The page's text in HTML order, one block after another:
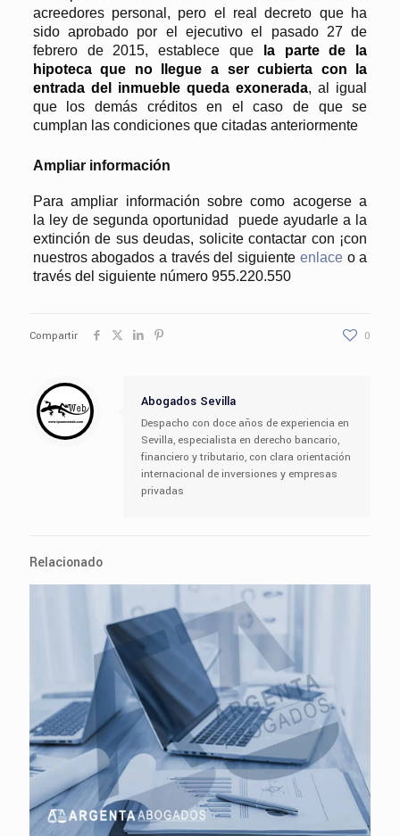
acreedores personal, pero el real decreto que ha
sido aprobado por el ejecutivo el pasado 27 de
febrero de 2015, establece que
la parte de la
hipoteca que no llegue a ser cubierta con la
entrada del inmueble queda exonerada, al igual
que los demás créditos en el caso de que se
cumplan las condiciones que citadas anteriormente
Ampliar información
Para ampliar información sobre como acogerse a
la ley de segunda oportunidad puede ayudarle a la
extinción de sus deudas, solicite contactar con ¡con
nuestros abogados a través del siguiente enlaceo a
través del siguiente número 955.220.550
Compartir 0
Abogados Sevilla
Despacho con doce años de experiencia en
Sevilla, especialista en derecho bancario,
financiero y tributario, con clara orientación
internacional de inversiones y empresas
privadas
Relacionado